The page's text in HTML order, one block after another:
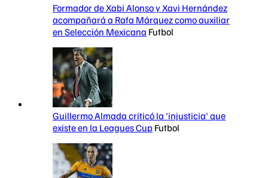
Formador de Xabi Alonso y Xavi Hernández
acompañará a Rafa Márquez como auxiliar
en Selección Mexicana Futbol
Guillermo Almada criticó la 'injusticia' que
existe en la Leagues Cup Futbol